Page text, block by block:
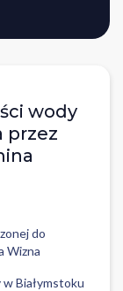
wody
przez
do
Wizna
Białymstoku